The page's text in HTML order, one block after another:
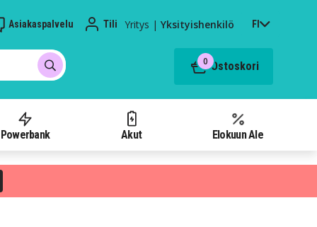
Asiakaspalvelu Tili Yritys | Yksityishenkilö FI
0 Ostoskori
Powerbank Akut Elokuun Ale